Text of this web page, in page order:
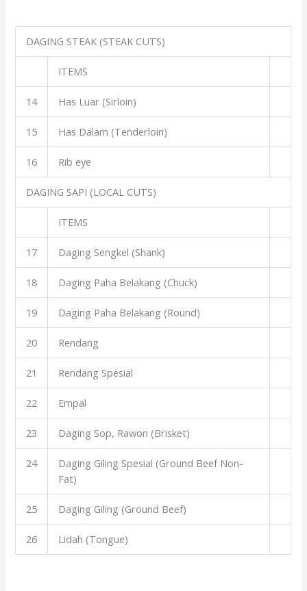
DAGING STEAK (STEAK CUTS)
ITEMS
14 Has Luar (Sirloin)
15 Has Dalam (Tenderloin)
16 Rib eye
DAGING SAPI (LOCAL CUTS)
ITEMS
17 Daging Sengkel (Shank)
18 Daging Paha Belakang (Chuck)
19 Daging Paha Belakang (Round)
20 Rendang
21 Rendang Spesial
22 Empal
23 Daging Sop, Rawon (Brisket)
24
Daging Giling Spesial (Ground Beef Non-
Fat)
25 Daging Giling (Ground Beef)
26 Lidah (Tongue)